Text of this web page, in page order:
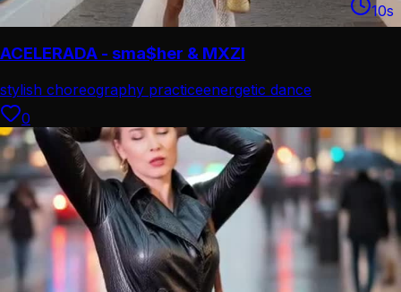
10s
ACELERADA - sma$her & MXZI
stylish choreography practiceenergetic dance
performance
0